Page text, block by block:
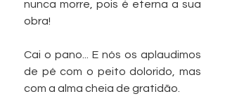
nunca morre, pois é eterna a sua
obra!
Cai o pano... E nós os aplaudimos
de pé com o peito dolorido, mas
com a alma cheia de gratidão.